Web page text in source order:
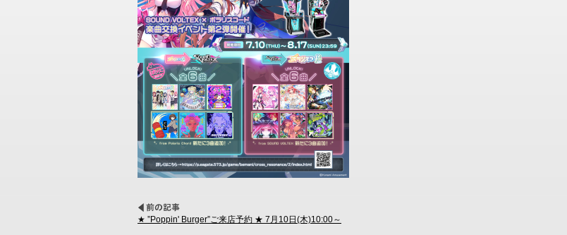
★ ”Poppin' Burger”ご来店予約 ★ 7月10日(木)10:00～